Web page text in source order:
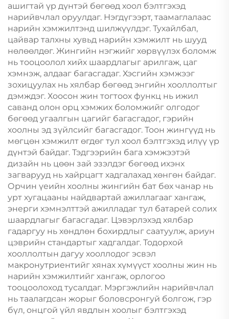
ашигтай үр дүнтэй бөгөөд хоол бэлтгэхэд
нарийвчлал оруулдаг. Нэгдүгээрт, таамаглалаас
нарийн хэмжилтэнд шилжүүлдэг. Тухайлбал,
цайвар талхны хувьд нарийн хэмжилт нь шууд
нөлөөлдөг. Жингийн нэгжийг хөрвүүлэх боломж
нь тооцоолол хийх шаардлагыг арилгаж, цаг
хэмнэж, алдааг багасгадаг. Хэсгийн хэмжээг
зохицуулах нь хялбар бөгөөд энгийн хооллолтыг
дэмждэг. Хоосон жин тогтоох функц нь ижил
саванд олон орц хэмжих боломжийг олгодог
бөгөөд угаалгын цагийг багасгадог, гэрийн
хоолны эд зүйлсийг багасгадог. Тоон жингүүд нь
мөгцөн хэмжилт өгдөг тул хоол бэлтгэхэд илүү үр
дүнтэй байдаг. Тэдгээрийн бага хэмжээтэй
дизайн нь цөөн зай эзэлдэг бөгөөд ихэнх
загварууд нь хайрцагт хадгалахад хөнгөн байдаг.
Орчин үеийн хоолны жингийн бат бөх чанар нь
урт хугацааны найдвартай ажиллагааг хангаж,
энерги хэмнэлттэй ажилладаг тул батарей солих
шаардлагыг багасгадаг. Цэвэрлэхэд хялбар
гадаргуу нь хөндлөн бохирдлыг саатуулж, ариун
цэврийн стандартыг хадгалдаг. Тодорхой
хооллолтын дагуу хооллодог эсвэл
макронутриентийг хянах хүмүүст хоолны жин нь
нарийн хэмжилтийг хангаж, орлогоо
тооцоолоход тусалдаг. Мэргэжлийн нарийвчлал
нь таалагдсан жорыг боловсронгуй болгож, гэр
бүл, онцгой үйл явдлын хоолыг бэлтгэхэд